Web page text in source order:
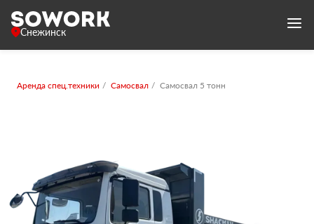
Снежинск
Аренда спец.техники Самосвал Самосвал 5 тонн